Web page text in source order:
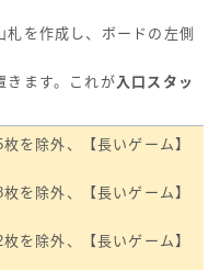
を作成し、ボードの左側
きます。これが入口スタッ
を除外、【長いゲーム】
を除外、【長いゲーム】
を除外、【長いゲーム】